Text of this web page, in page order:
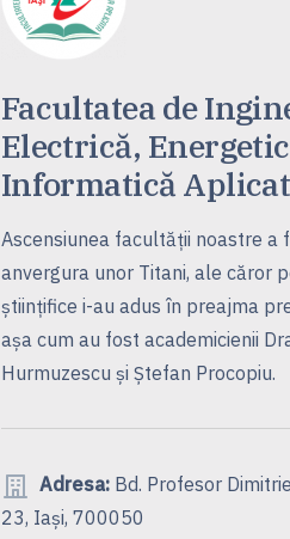
Facultatea de
Electrică,
Informatică
Ascensiunea facultăţii noastre a
anvergura unor Titani, ale căror
ştiinţifice i-au adus în preajma
aşa cum au fost academicienii
Hurmuzescu şi Ştefan Procopiu.
Adresa:Bd. Profesor
23, Iași, 700050